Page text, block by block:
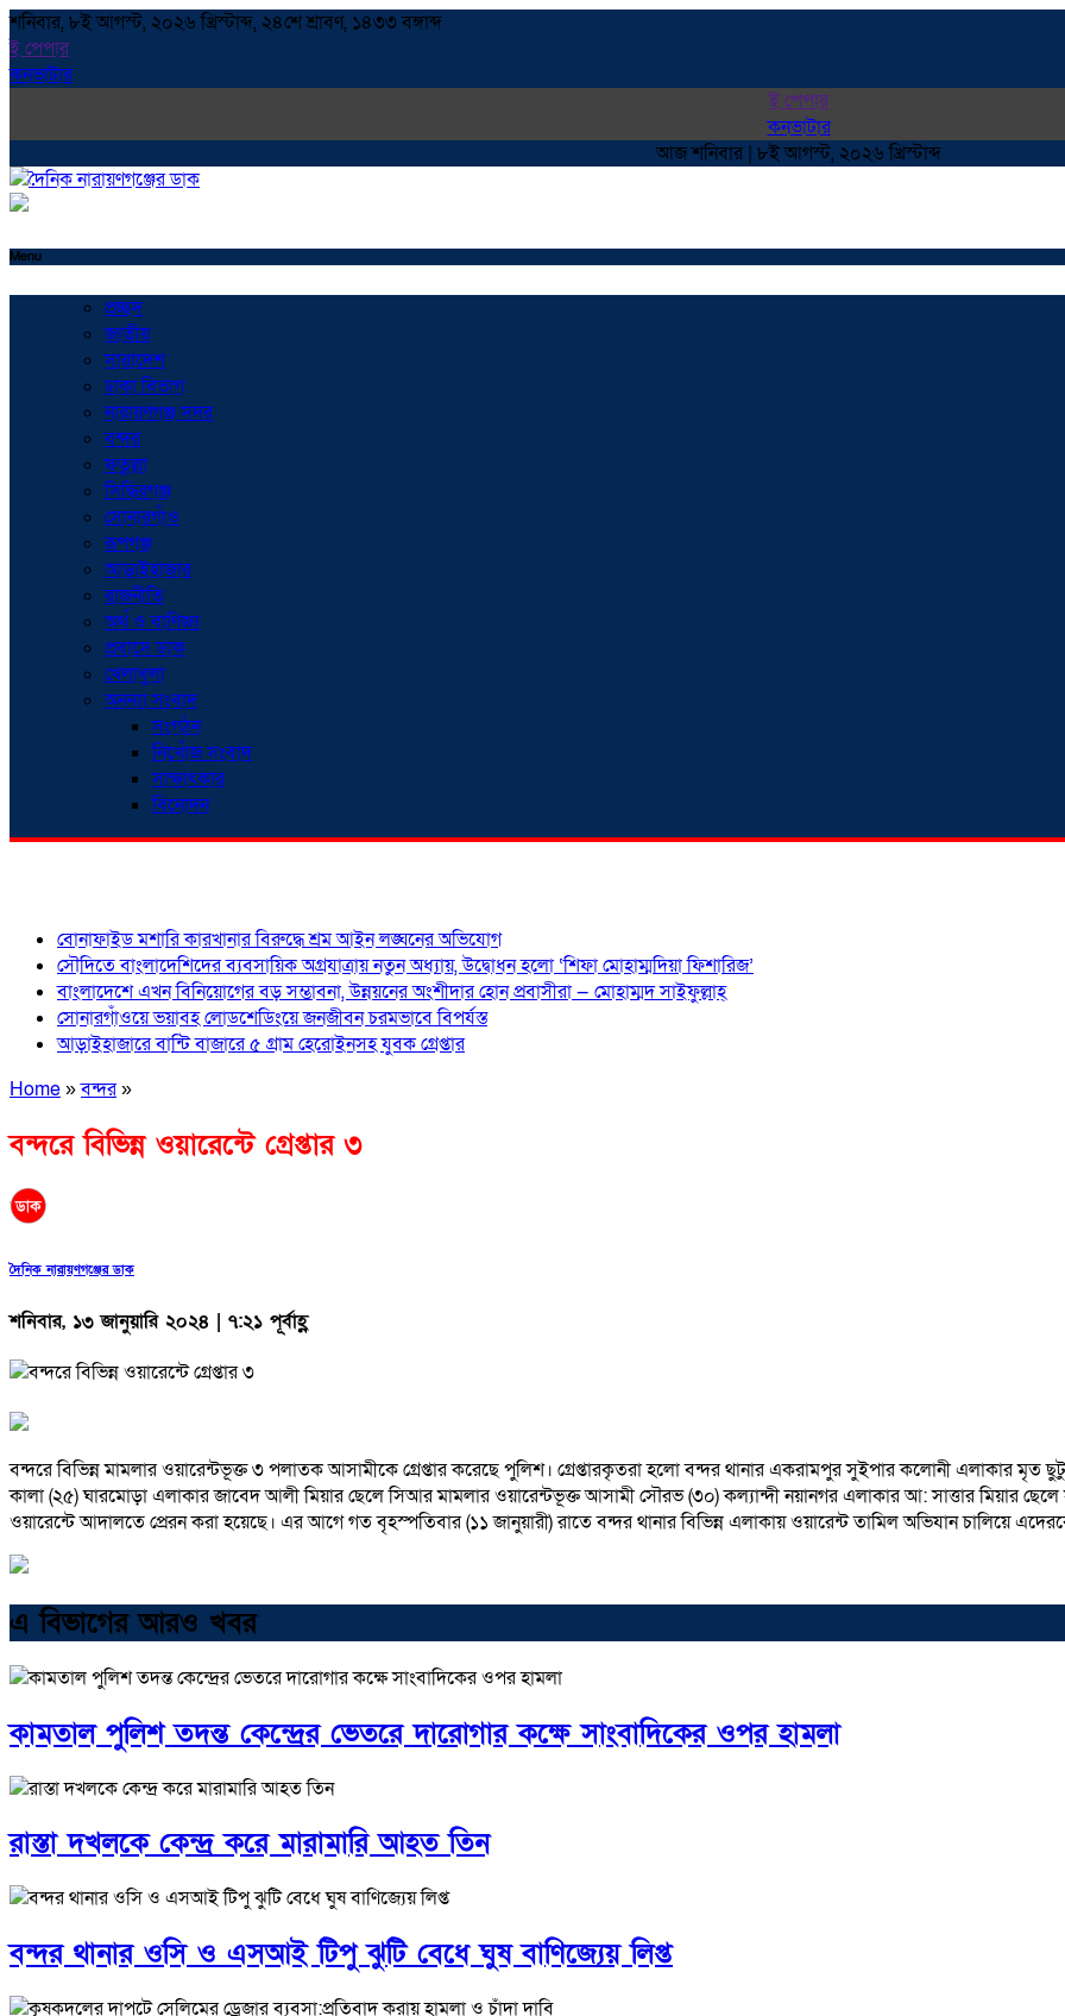
শনিবার, ৮ই আগস্ট, ২০২৬ খ্রিস্টাব্দ, ২৪শে শ্রাবণ, ১৪৩৩ বঙ্গাব্দ
ই পেপার
কনভাটার
ই পেপার
কনভাটার
আজ শনিবার | ৮ই আগস্ট, ২০২৬ খ্রিস্টাব্দ
Menu
প্রচ্ছদ
জাতীয়
সারাদেশ
ঢাকা বিভাগ
নারায়ণগঞ্জ সদর
বন্দর
ফতুল্লা
সিদ্ধিরগঞ্জ
সোনারগাঁও
রূপগঞ্জ
আড়াইহাজার
রাজনীতি
অর্থ ও বাণিজ্য
প্রবাসে ডাক
খেলাধুলা
অনন্যা সংবাদ
সংগঠন
নিখোঁজ সংবাদ
সাক্ষাৎকার
বিনোদন
বোনাফাইড মশারি কারখানার বিরুদ্ধে শ্রম আইন লঙ্ঘনের অভিযোগ
সৌদিতে বাংলাদেশিদের ব্যবসায়িক অগ্রযাত্রায় নতুন অধ্যায়, উদ্বোধন হলো ‘শিফা মোহাম্মদিয়া ফিশারিজ’
বাংলাদেশে এখন বিনিয়োগের বড় সম্ভাবনা, উন্নয়নের অংশীদার হোন প্রবাসীরা — মোহাম্মদ সাইফুল্লাহ্
সোনারগাঁওয়ে ভয়াবহ লোডশেডিংয়ে জনজীবন চরমভাবে বিপর্যস্ত
আড়াইহাজারে বান্টি বাজারে ৫ গ্রাম হেরোইনসহ যুবক গ্রেপ্তার
Home»বন্দর»
বন্দরে বিভিন্ন ওয়ারেন্টে গ্রেপ্তার ৩
দৈনিক নারায়ণগঞ্জের ডাক
শনিবার, ১৩ জানুয়ারি ২০২৪ | ৭:২১ পূর্বাহ্ণ
বন্দরে বিভিন্ন মামলার ওয়ারেন্টভূক্ত ৩ পলাতক আসামীকে গ্রেপ্তার করেছে পুলিশ। গ্রেপ্তারকৃতরা হলো বন্দর থানার একরামপুর সুইপার কলোনী এলাকার
কালা (২৫) ঘারমোড়া এলাকার জাবেদ আলী মিয়ার ছেলে সিআর মামলার ওয়ারেন্টভূক্ত আসামী সৌরভ (৩০) কল্যান্দী নয়ানগর এলাকার আ: সাত্তার মিয়ার ছেলে
ওয়ারেন্টে আদালতে প্রেরন করা হয়েছে। এর আগে গত বৃহস্পতিবার (১১ জানুয়ারী) রাতে বন্দর থানার বিভিন্ন এলাকায় ওয়ারেন্ট তামিল অভিযান চালিয়ে
এ বিভাগের আরও খবর
কামতাল পুলিশ তদন্ত কেন্দ্রের ভেতরে দারোগার কক্ষে সাংবাদিকের ওপর হামলা
রাস্তা দখলকে কেন্দ্র করে মারামারি আহত তিন
বন্দর থানার ওসি ও এসআই টিপু ঝুটি বেধে ঘুষ বাণিজ্যেয় লিপ্ত